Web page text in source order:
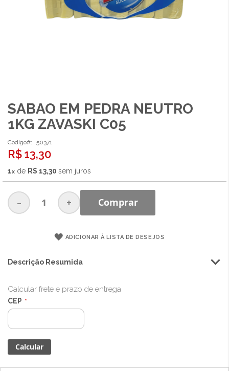
Saltar
para
o
da
Galeria
de
SABAO EM PEDRA NEUTRO
1KG ZAVASKI C05
Codigo 50371
R$ 13,30
1 de R$ 13,30 sem juros
- + Comprar
ADICIONAR À LISTA DE DESEJOS
Descrição Resumida
Calcular frete e prazo de entrega
CEP